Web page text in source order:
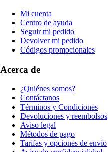
Mi cuenta
Centro de ayuda
Seguir mi pedido
Devolver mi pedido
Códigos promocionales
Acerca de
¿Quiénes somos?
Contáctanos
Términos y Condiciones
Devoluciones y reembolsos
Aviso legal
Métodos de pago
Tarifas y opciones de envío